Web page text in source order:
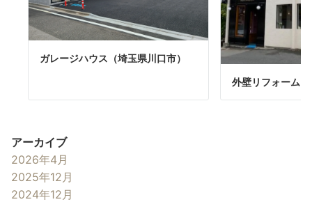
ガレージハウス（埼玉県川口市）
外壁リフォーム
アーカイブ
2026年4月
2025年12月
2024年12月